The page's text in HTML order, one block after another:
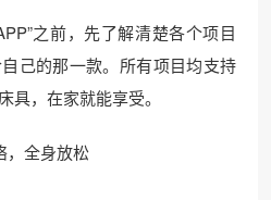
之前，先了解清楚各个项目
己的那一款。所有项目均支持
具，在家就能享受。
全身放松